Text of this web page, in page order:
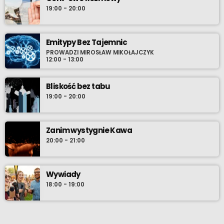
19:00 - 20:00
Emitypy Bez Tajemnic
PROWADZI MIROSŁAW MIKOŁAJCZYK
12:00 - 13:00
Bliskość bez tabu
19:00 - 20:00
Zanim wystygnie Kawa
20:00 - 21:00
Wywiady
18:00 - 19:00